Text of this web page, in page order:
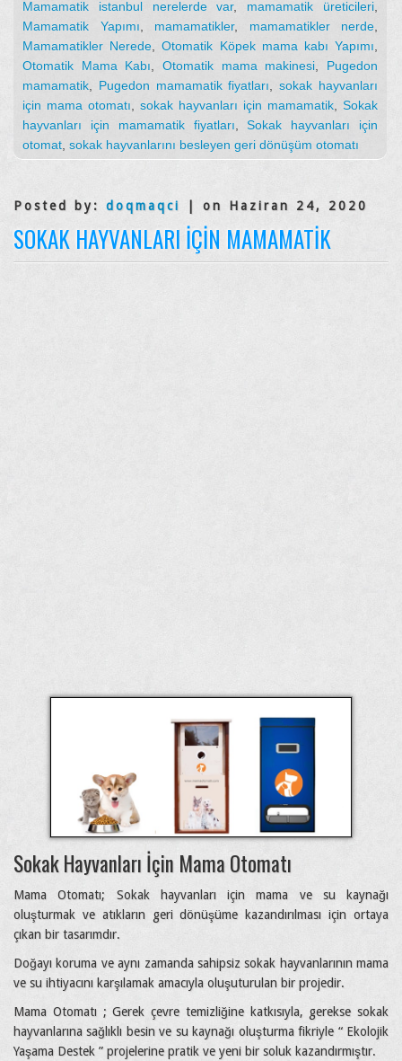
Mamamatik istanbul nerelerde var, mamamatik üreticileri,
Mamamatik Yapımı, mamamatikler, mamamatikler nerde,
Mamamatikler Nerede,Otomatik Köpek mama kabı Yapımı,
Otomatik Mama Kabı,Otomatik mama makinesi, Pugedon
mamamatik, Pugedon mamamatik fiyatları,sokak hayvanları
için mama otomatı, sokak hayvanları için mamamatik, Sokak
hayvanları için mamamatik fiyatları, Sokak hayvanları için
otomat, sokak hayvanlarını besleyen geri dönüşüm otomatı
Posted by: doqmaqci | on Haziran 24, 2020
SOKAK HAYVANLARI IÇIN MAMAMATIK
Sokak Hayvanları İçin Mama Otomatı
Mama Otomatı; Sokak hayvanları için mama ve su kaynağı
oluşturmak ve atıkların geri dönüşüme kazandırılması için ortaya
çıkan bir tasarımdır.
Doğayı koruma ve aynı zamanda sahipsiz sokak hayvanlarının mama
ve su ihtiyacını karşılamak amacıyla oluşuturulan bir projedir.
Mama Otomatı ; Gerek çevre temizliğine katkısıyla, gerekse sokak
hayvanlarına sağlıklı besin ve su kaynağı oluşturma fikriyle “ Ekolojik
Yaşama Destek ” projelerine pratik ve yeni bir soluk kazandırmıştır.